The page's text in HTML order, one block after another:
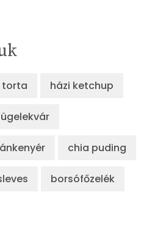
torta házi ketchup
chia puding
borsófőzelék